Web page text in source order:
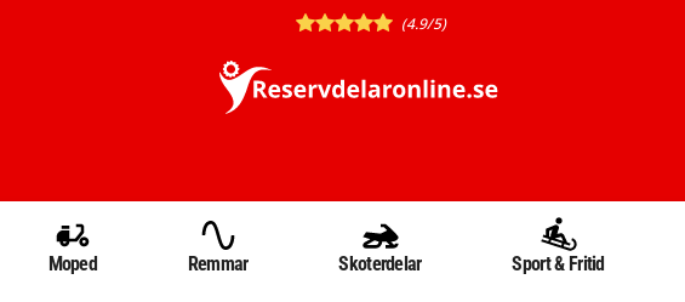
(4.9/5)
Moped Remmar Skoterdelar Sport & Fritid